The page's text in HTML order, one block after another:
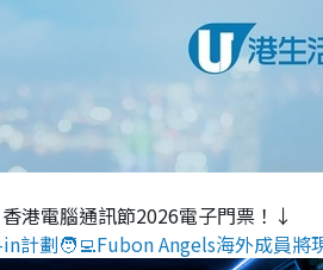
港電腦通訊節2026電子門票！↓
計劃🧑‍💻Fubon Angels海外成員將